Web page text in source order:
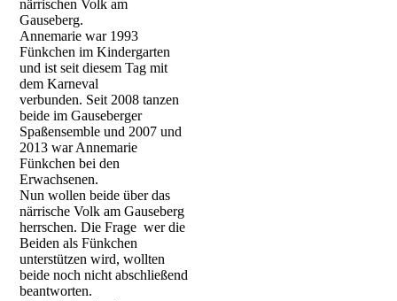
närrischen Volk am
Gauseberg.
Annemarie war 1993
Fünkchen im Kindergarten
und ist seit diesem Tag mit
dem Karneval
verbunden. Seit 2008 tanzen
beide im Gauseberger
Spaßensemble und 2007 und
2013 war Annemarie
Fünkchen bei den
Erwachsenen.
Nun wollen beide über das
närrische Volk am Gauseberg
herrschen. Die Frage wer die
Beiden als Fünkchen
unterstützen wird, wollten
beide noch nicht abschließend
beantworten.